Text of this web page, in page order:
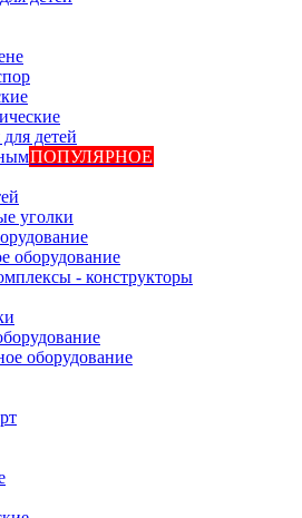
детей
ПОПУЛЯРНОЕ
уголки
оборудование
- конструкторы
оборудование